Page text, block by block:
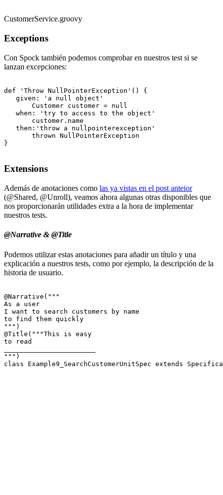
CustomerService.groovy
Exceptions
Con Spock también podemos comprobar en nuestros test si se
lanzan excepciones:
def 'Throw NullPointerException'() {
   given: 'a null object'
       Customer customer = null
   when: 'try to access to the object'
       customer.name
   then:'throw a nullpointerexception'
       thrown NullPointerException
}
Extensions
Además de anotaciones como las ya vistas en el post anteior
(@Shared, @Unroll), veamos ahora algunas otras disponibles que
nos proporcionarán utilidades extra a la hora de implementar
nuestros tests.
@Narrative & @Title
Podemos utilizar estas anotaciones para añadir un título y una
explicación a nuestros tests, como por ejemplo, la descripción de la
historia de usuario.
@Narrative("""
As a user
I want to search customers by name
to find them quickly
""")
@Title("""This is easy
to read
""")
class Example9_SearchCustomerUnitSpec extends